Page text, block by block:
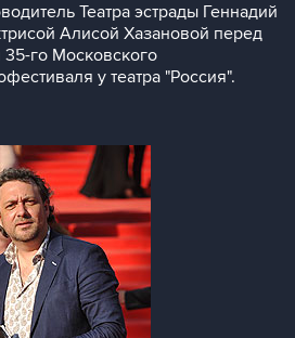
Театра эстрады Геннадий
Алисой Хазановой перед
го Московского
у театра "Россия".